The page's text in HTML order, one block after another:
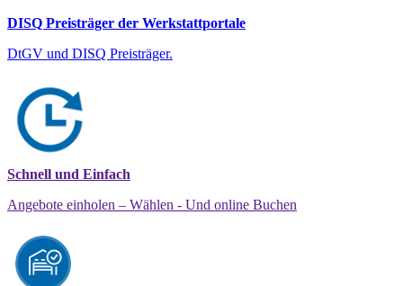
DISQ Preisträger der Werkstattportale
DtGV und DISQ Preisträger.
Schnell und Einfach
Angebote einholen – Wählen - Und online Buchen